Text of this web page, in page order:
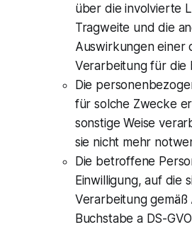
über die involvierte
Tragweite und die
Auswirkungen einer
Verarbeitung für die
Die
für solche Zwecke
sonstige Weise
sie nicht mehr
Die betroffene
Einwilligung, auf die
Verarbeitung gemäß
Buchstabe a DS-